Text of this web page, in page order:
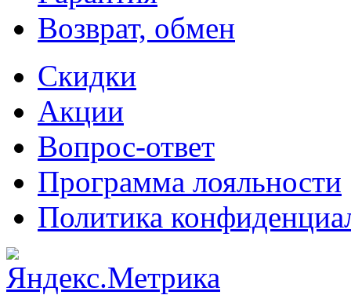
Возврат, обмен
Скидки
Акции
Вопрос-ответ
Программа лояльности
Политика